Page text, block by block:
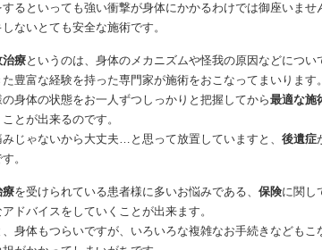
するといっても強い衝撃が身体にかかるわけでは御座いま
ないとても安全な施術です。
治療というのは、身体のメカニズムや怪我の原因などにつ
豊富な経験を持った専門家が施術をおこなってまいります。
身体の状態をお一人ずつしっかりと把握してから最適な施
とが出来るのです。
じゃないから大丈夫…と思って放置していますと、 後遺症
。
療を受けられている患者様に多いお悩みである、 保険に関し
ドバイスをしていくことが出来ます。
、身体もつらいですが、いろいろな複雑なお手続きなども